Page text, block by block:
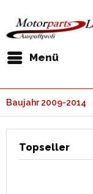
Menü
Baujahr 2009-2014
Topseller